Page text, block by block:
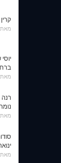
מאת
מאת
רנה
מאת
מאת